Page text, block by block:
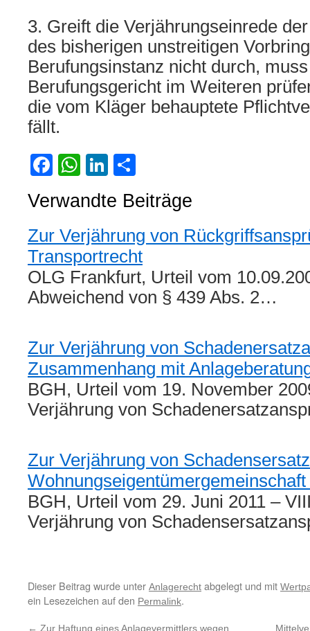
3. Greift die Verjährungseinrede
des bisherigen unstreitigen
Berufungsinstanz nicht durch,
Berufungsgericht im Weiteren
die vom Kläger behauptete
fällt.
Facebook
WhatsApp
LinkedIn
Verwandte Beiträge
Zur Verjährung von
Transportrecht
OLG Frankfurt, Urteil vom
Abweichend von § 439 Abs. 2…
Zur Verjährung von
Zusammenhang mit
BGH, Urteil vom 19. November
Verjährung von
Zur Verjährung von
BGH, Urteil vom 29. Juni 2011 –
Verjährung von
Dieser Beitrag wurde unter Anlagerecht abgelegt und mit
ein Lesezeichen auf den Permalink.
← Zur Haftung eines Anlagevermittlers wegen